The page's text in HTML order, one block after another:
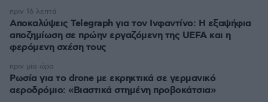
Αποκαλύψεις Telegraph για τον Ινφαντίνο: Η εξαψήφια
αποζημίωση σε πρώην εργαζόμενη της UEFA και η
φερόμενη σχέση τους
πριν 16 λεπτά
Ρωσία για το drone με εκρηκτικά σε γερμανικό
αεροδρόμιο: «Βιαστικά στημένη προβοκάτσια»
πριν μία ώρα